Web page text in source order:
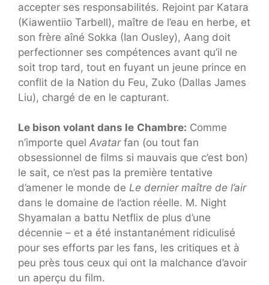
accepter ses responsabilités. Rejoint par Katara
(Kiawentiio Tarbell), maître de l’eau en herbe, et
son frère aîné Sokka (Ian Ousley), Aang doit
perfectionner ses compétences avant qu’il ne
soit trop tard, tout en fuyant un jeune prince en
conflit de la Nation du Feu, Zuko (Dallas James
Liu), chargé de en le capturant.
Le bison volant dans le Chambre: Comme
n’importe quel Avatarfan (ou tout fan
obsessionnel de films si mauvais que c’est bon)
le sait, ce n’est pas la première tentative
d’amener le monde de Le dernier maître de l’air
dans le domaine de l’action réelle. M. Night
Shyamalan a battu Netflix de plus d’une
décennie – et a été instantanément ridiculisé
pour ses efforts par les fans, les critiques et à
peu près tous ceux qui ont la malchance d’avoir
un aperçu du film.